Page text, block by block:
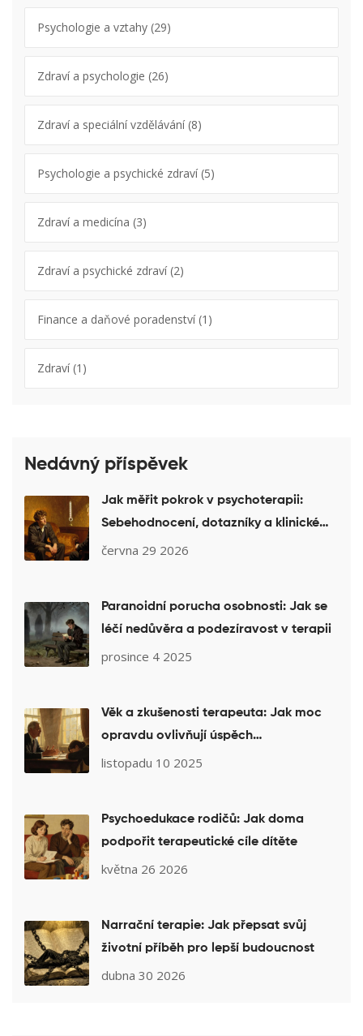
Psychologie a vztahy (29)
Zdraví a psychologie (26)
Zdraví a speciální vzdělávání(8)
Psychologie a psychické zdraví(5)
Zdraví a medicína (3)
Zdraví a psychické zdraví(2)
Finance a daňové poradenství(1)
Zdraví(1)
Nedávný příspěvek
Jak měřit pokrok v psychoterapii:
Sebehodnocení, dotazníky a klinické
škály
června 29 2026
Paranoidní porucha osobnosti: Jak se
léčí nedůvěra a podezíravost v terapii
prosince 4 2025
Věk a zkušenosti terapeuta: Jak moc
opravdu ovlivňují úspěch
psychoterapie
listopadu 10 2025
Psychoedukace rodičů: Jak doma
podpořit terapeutické cíle dítěte
května 26 2026
Narrační terapie: Jak přepsat svůj
životní příběh pro lepší budoucnost
dubna 30 2026